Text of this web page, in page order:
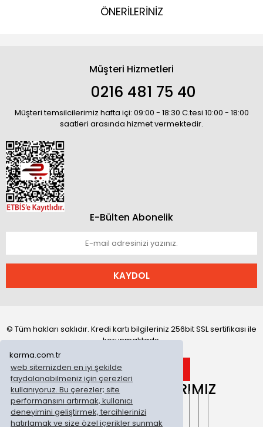
karma.com.tr
web sitemizden en iyi şekilde
faydalanabilmeniz için çerezleri
kullanıyoruz. Bu çerezler; site
performansını artırmak, kullanıcı
deneyimini geliştirmek, tercihlerinizi
hatırlamak ve size özel içerikler sunmak
ÖNERİLERİNİZ
Müşteri Hizmetleri
0216 481 75 40
Müşteri temsilcilerimiz hafta içi: 09:00 - 18:30 C.tesi 10:00 - 18:00
saatleri arasında hizmet vermektedir.
E-Bülten Abonelik
KAYDOL
© Tüm hakları saklıdır. Kredi kartı bilgileriniz 256bit SSL sertifikası ile
korunmaktadır.
ONLİNE MAĞAZALARIMIZ